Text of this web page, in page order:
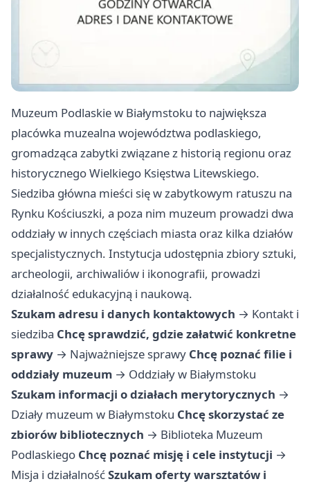
Muzeum Podlaskie w Białymstoku to największa
placówka muzealna województwa podlaskiego,
gromadząca zabytki związane z historią regionu oraz
historycznego Wielkiego Księstwa Litewskiego.
Siedziba główna mieści się w zabytkowym ratuszu na
Rynku Kościuszki, a poza nim muzeum prowadzi dwa
oddziały w innych częściach miasta oraz kilka działów
specjalistycznych. Instytucja udostępnia zbiory sztuki,
archeologii, archiwaliów i ikonografii, prowadzi
działalność edukacyjną i naukową.
Szukam adresu i danych kontaktowych → Kontakt i
siedziba Chcę sprawdzić, gdzie załatwić konkretne
sprawy → Najważniejsze sprawy Chcę poznać filie i
oddziały muzeum → Oddziały w Białymstoku
Szukam informacji o działach merytorycznych →
Działy muzeum w Białymstoku Chcę skorzystać ze
zbiorów bibliotecznych → Biblioteka Muzeum
Podlaskiego Chcę poznać misję i cele instytucji →
Misja i działalnośćSzukam oferty warsztatów i